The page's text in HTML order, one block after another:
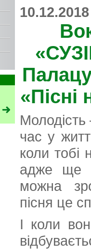
«Пісні
час у
коли тобі
адже ще
можна
пісня це
І коли